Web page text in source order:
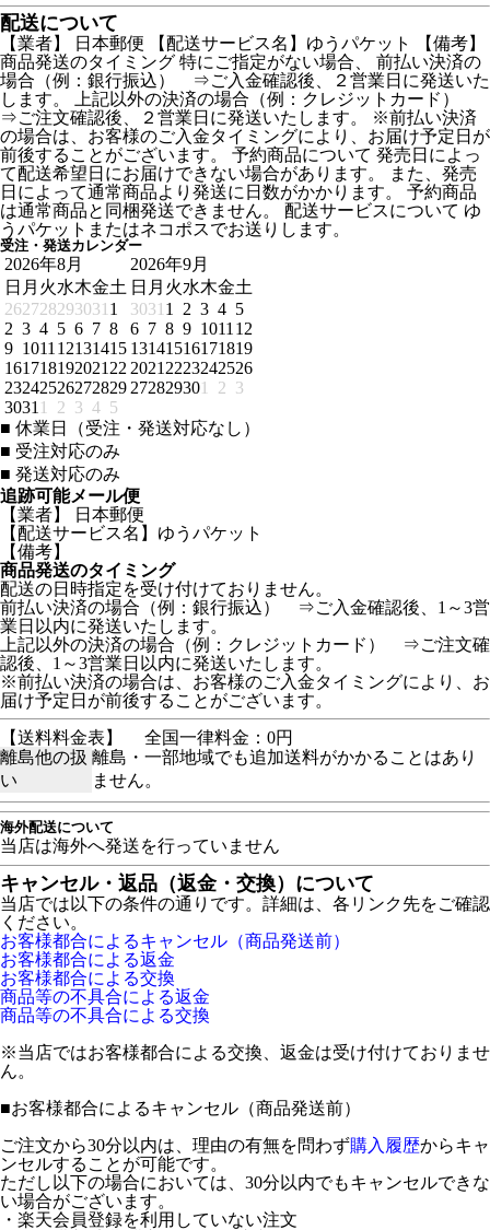
配送について
【業者】 日本郵便 【配送サービス名】ゆうパケット 【備考】
商品発送のタイミング 特にご指定がない場合、 前払い決済の
場合（例：銀行振込） ⇒ご入金確認後、２営業日に発送いた
します。 上記以外の決済の場合（例：クレジットカード）
⇒ご注文確認後、２営業日に発送いたします。 ※前払い決済
の場合は、お客様のご入金タイミングにより、お届け予定日が
前後することがございます。 予約商品について 発売日によっ
て配送希望日にお届けできない場合があります。 また、発売
日によって通常商品より発送に日数がかかります。 予約商品
は通常商品と同梱発送できません。 配送サービスについて ゆ
うパケットまたはネコポスでお送りします。
受注・発送カレンダー
2026年8月
日 月 火水木金土
262728293031 1
2 3 4 5 6 7 8
9 1011 12131415
161718192021 22
23242526272829
3031 1 2 3 4 5
2026年9月
日 月 火水木金土
3031 1 2 3 4 5
6 7 8 9 1011 12
13141516171819
2021 2223242526
272829301 2 3
■ 休業日（受注・発送対応なし）
■ 受注対応のみ
■ 発送対応のみ
追跡可能メール便
【業者】 日本郵便
【配送サービス名】ゆうパケット
【備考】
商品発送のタイミング
配送の日時指定を受け付けておりません。
前払い決済の場合（例：銀行振込） ⇒ご入金確認後、1～3営
業日以内に発送いたします。
上記以外の決済の場合（例：クレジットカード） ⇒ご注文確
認後、1～3営業日以内に発送いたします。
※前払い決済の場合は、お客様のご入金タイミングにより、お
届け予定日が前後することがございます。
【送料料金表】
全国一律料金：0円
離島他の扱
い
離島・一部地域でも追加送料がかかることはあり
ません。
海外配送について
当店は海外へ発送を行っていません
キャンセル・返品（返金・交換）について
当店では以下の条件の通りです。詳細は、各リンク先をご確認
ください。
お客様都合によるキャンセル（商品発送前）
お客様都合による返金
お客様都合による交換
商品等の不具合による返金
商品等の不具合による交換
※当店ではお客様都合による交換、返金は受け付けておりませ
ん。
■お客様都合によるキャンセル（商品発送前）
ご注文から30分以内は、理由の有無を問わず購入履歴からキャ
ンセルすることが可能です。
ただし以下の場合においては、30分以内でもキャンセルできな
い場合がございます。
・楽天会員登録を利用していない注文